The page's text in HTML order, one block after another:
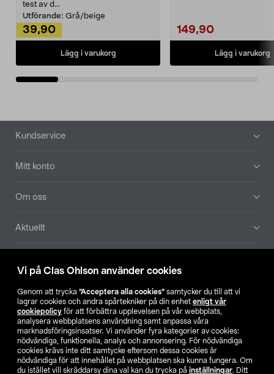
Vi på Clas Ohlson använder cookies
Genom att trycka ”Acceptera alla cookies” samtycker du till att vi
lagrar cookies och andra spårtekniker på din enhet enligt vår
cookiepolicy för att förbättra upplevelsen på vår webbplats,
analysera webbplatsens användning samt anpassa våra
marknadsföringsinsatser. Vi använder fyra kategorier av cookies:
nödvändiga, funktionella, analys och annonsering. För nödvändiga
cookies krävs inte ditt samtycke eftersom dessa cookies är
nödvändiga för att innehållet på webbplatsen ska kunna fungera. Om
du istället vill skräddarsy dina val kan du trycka på inställningar. Ditt
test av d...
Utförande: Grå/beige
39,90
Lägg i varukorg
149,90
Lägg i varukorg
Sidfot
Kundservice
Mitt konto
Om oss
Aktuellt
Hitta butik
SE NO FI